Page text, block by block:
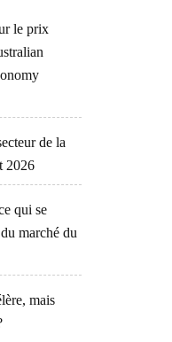
le prix
de la
2026
qui se
marché du
mais